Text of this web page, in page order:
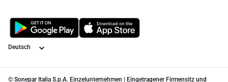
Sprache
© Sonepar Italia S.p.A. Einzelunternehmen | Eingetragener Firmensitz und